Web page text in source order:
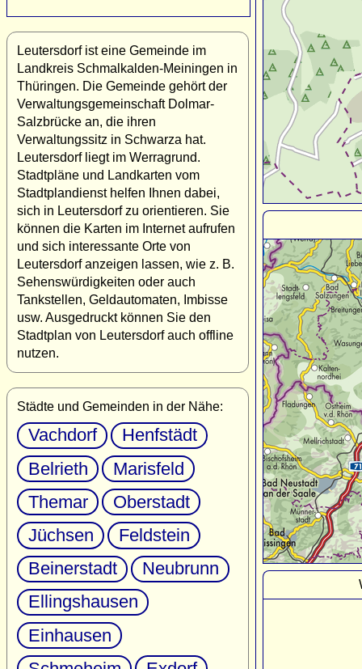
Leutersdorf ist eine Gemeinde im
Landkreis Schmalkalden-Meiningen in
Thüringen. Die Gemeinde gehört der
Verwaltungsgemeinschaft Dolmar-
Salzbrücke an, die ihren
Verwaltungssitz in Schwarza hat.
Leutersdorf liegt im Werragrund.
Stadtpläne und Landkarten vom
Stadtplandienst helfen Ihnen dabei,
sich in Leutersdorf zu orientieren. Sie
können die Karten im Internet aufrufen
und sich interessante Orte von
Leutersdorf anzeigen lassen, wie z. B.
Sehenswürdigkeiten oder auch
Tankstellen, Geldautomaten, Imbisse
usw. Ausgedruckt können Sie den
Stadtplan von Leutersdorf auch offline
nutzen.
Städte und Gemeinden in der Nähe:
Vachdorf
Henfstädt
Belrieth
Marisfeld
Themar
Oberstadt
Jüchsen
Feldstein
Beinerstadt
Neubrunn
Ellingshausen
Einhausen